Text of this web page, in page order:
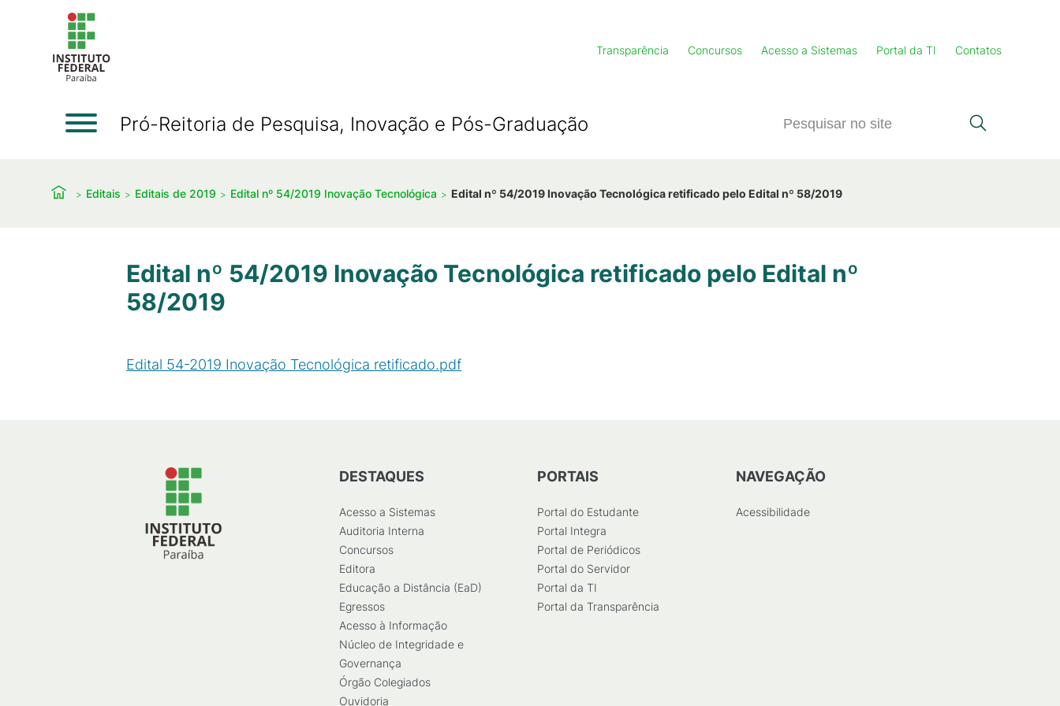
Transparência Concursos Acesso a Sistemas Portal da TI Contatos
Pró-Reitoria de Pesquisa, Inovação e Pós-Graduação
Editais Editais de 2019 Edital nº 54/2019 Inovação Tecnológica Edital nº 54/2019 Inovação Tecnológica retificado pelo Edital nº 58/2019
Edital nº 54/2019 Inovação Tecnológica retificado pelo Edital nº
58/2019
Edital 54-2019 Inovação Tecnológica retificado.pdf
DESTAQUES
Acesso a Sistemas
Auditoria Interna
Concursos
Editora
Educação a Distância (EaD)
Egressos
Acesso à Informação
Núcleo de Integridade e
Governança
Órgão Colegiados
Ouvidoria
PORTAIS
Portal do Estudante
Portal Integra
Portal de Periódicos
Portal do Servidor
Portal da TI
Portal da Transparência
NAVEGAÇÃO
Acessibilidade